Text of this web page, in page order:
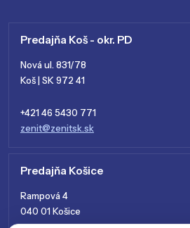
Predajňa Koš - okr. PD
Nová ul. 831/78
Koš | SK 972 41
+421 46 5430 771
zenit@zenitsk.sk
Predajňa Košice
Rampová 4
040 01 Košice